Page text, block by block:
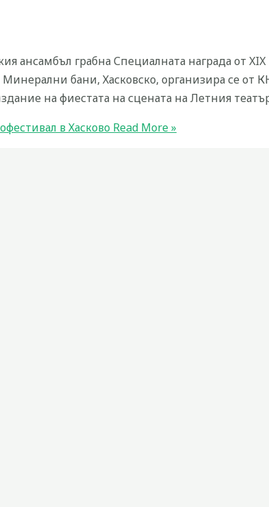
ансамбъл грабна Специалната награда от
бани, Хасковско, организира се от
на фиестата на сцената на Летния
в Хасково Read More »